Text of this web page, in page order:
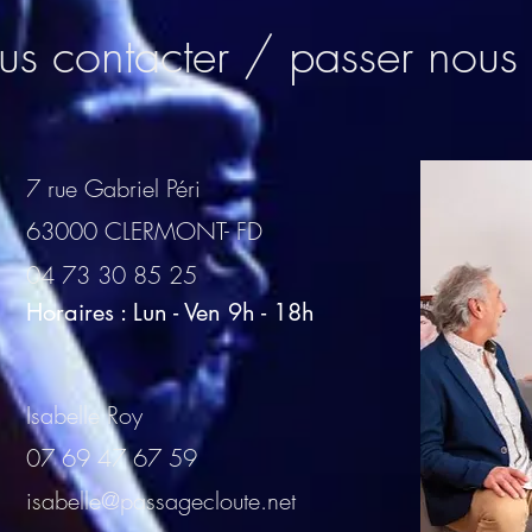
contacter / passer nous
7 rue Gabriel Péri
63000 CLERMONT- FD
04 73 30 85 25
Horaires : Lun - Ven 9h - 18h
Isabelle Roy
07 69 47 67 59
isabelle@passagecloute.net